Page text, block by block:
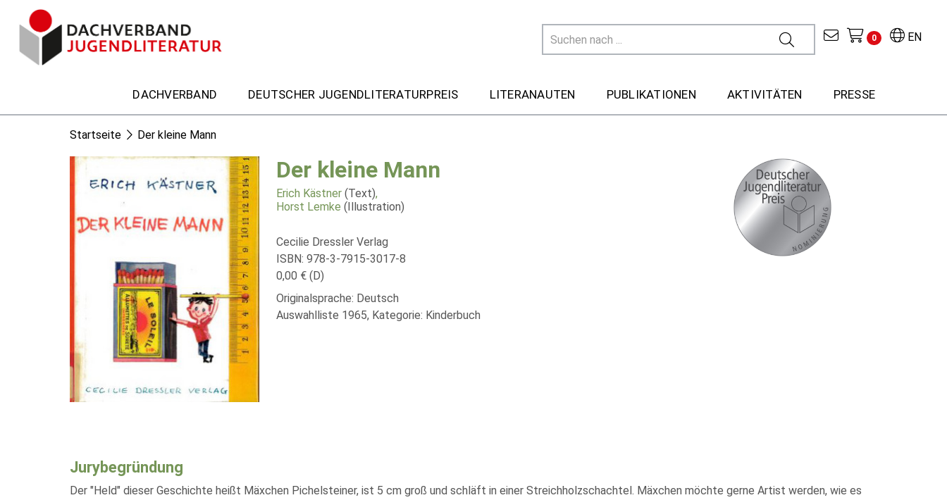
EN
0
DACHVERBAND DEUTSCHER JUGENDLITERATURPREIS LITERANAUTEN PUBLIKATIONEN AKTIVITÄTEN PRESSE
Startseite Der kleine Mann
Der kleine Mann
Erich Kästner (Text),
Horst Lemke (Illustration)
Cecilie Dressler Verlag
ISBN: 978-3-7915-3017-8
0,00 € (D)
Originalsprache: Deutsch
Auswahlliste 1965, Kategorie: Kinderbuch
Jurybegründung
Der "Held" dieser Geschichte heißt Mäxchen Pichelsteiner, ist 5 cm groß und schläft in einer Streichholzschachtel. Mäxchen möchte gerne Artist werden, wie es